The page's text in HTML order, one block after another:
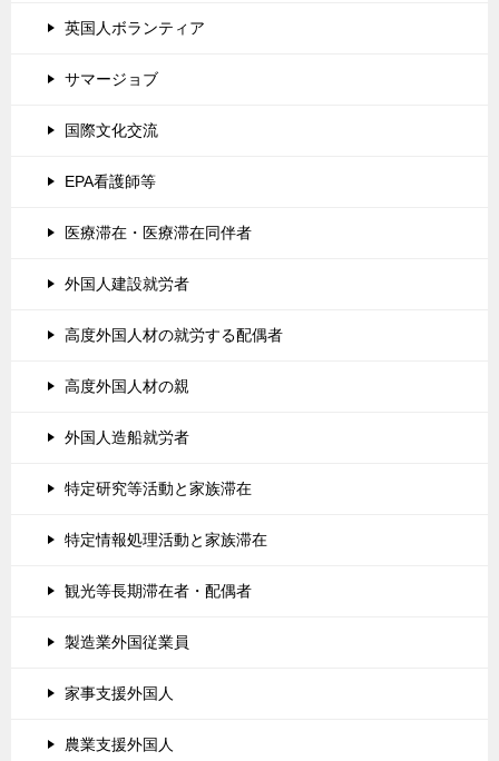
英国人ボランティア
サマージョブ
国際文化交流
EPA看護師等
医療滞在・医療滞在同伴者
外国人建設就労者
高度外国人材の就労する配偶者
高度外国人材の親
外国人造船就労者
特定研究等活動と家族滞在
特定情報処理活動と家族滞在
観光等長期滞在者・配偶者
製造業外国従業員
家事支援外国人
農業支援外国人